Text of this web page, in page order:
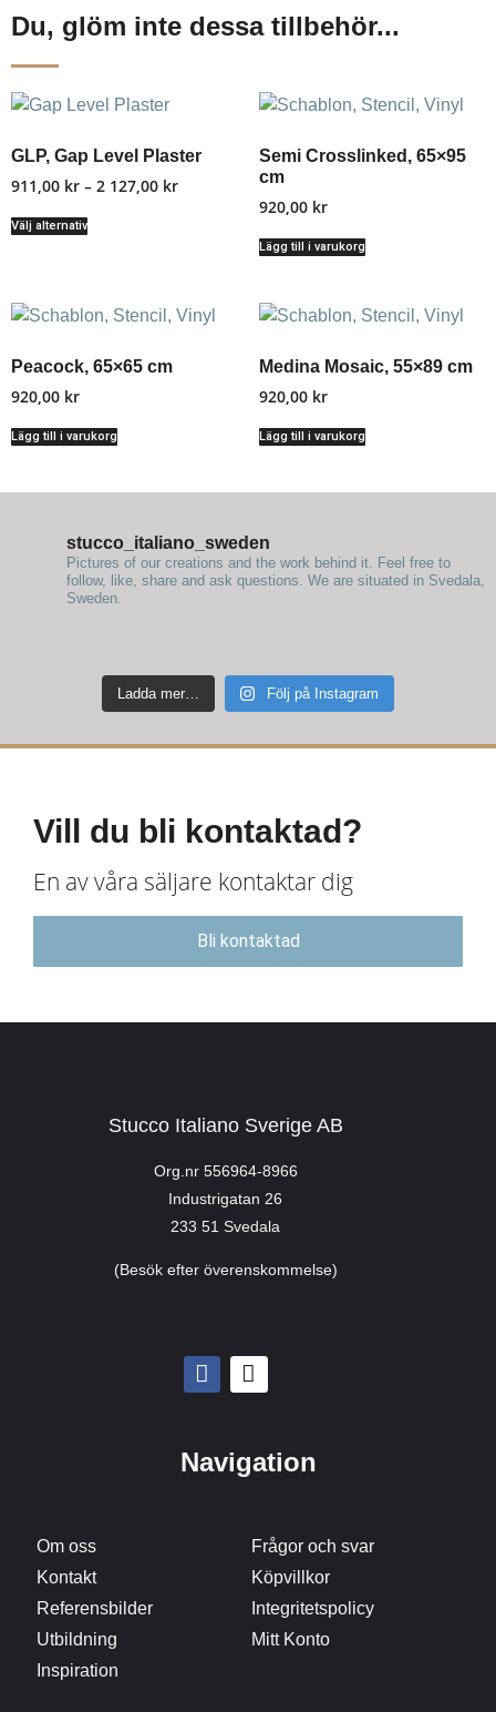
Du, glöm inte dessa tillbehör...
GLP, Gap Level Plaster
911,00 kr – 2 127,00 kr
Välj alternativ
Semi Crosslinked, 65×95
cm
920,00 kr
Lägg till i varukorg
Peacock, 65×65 cm
920,00 kr
Lägg till i varukorg
Medina Mosaic, 55×89 cm
920,00 kr
Lägg till i varukorg
stucco_italiano_sweden
Pictures of our creations and the work behind it. Feel free to
follow, like, share and ask questions. We are situated in Svedala,
Sweden.
Ladda mer… Följ på Instagram
Vill du bli kontaktad?
En av våra säljare kontaktar dig
Bli kontaktad
Stucco Italiano Sverige AB
Org.nr 556964-8966
Industrigatan 26
233 51 Svedala
(Besök efter överenskommelse)
Navigation
Om oss
Kontakt
Referensbilder
Utbildning
Inspiration
Frågor och svar
Köpvillkor
Integritetspolicy
Mitt Konto